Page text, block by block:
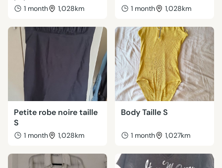
1 month 1,028km 1 month 1,028km
Petite robe noire taille
S
1 month 1,028km
Body Taille S
1 month 1,027km